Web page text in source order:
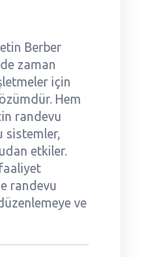
Berber
zaman
için
Hem
randevu
sistemler,
etkiler.
randevu
ve